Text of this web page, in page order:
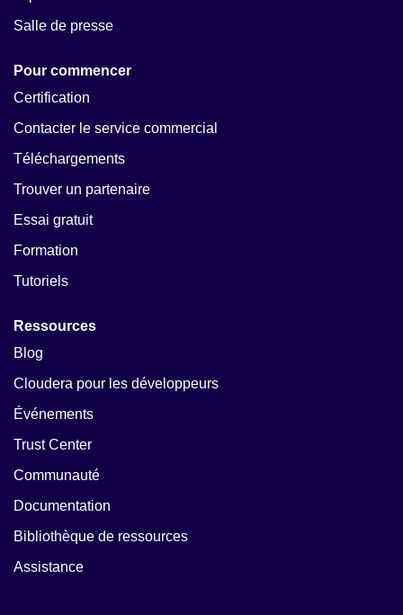
Salle de presse
Pour commencer
Certification
Contacter le service commercial
Téléchargements
Trouver un partenaire
Essai gratuit
Formation
Tutoriels
Ressources
Blog
Cloudera pour les développeurs
Événements
Trust Center
Communauté
Documentation
Bibliothèque de ressources
Assistance